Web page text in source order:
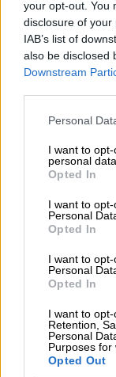
your opt-out. You
disclosure of
IAB’s list of
also be disclosed
Downstream
Please note that
not limited to
grant or deny
use your data for
consent section.
Personal
I want to
personal data.
Opted In
I want to
Personal
Opted In
I want to
Personal
Opted In
I want to opt-
Retention,
Personal
Purposes for
Opted Out
Φιντάν. Σε
διαμηνύει
την Τουρκία
πριν από
Μήνυμα ότι η